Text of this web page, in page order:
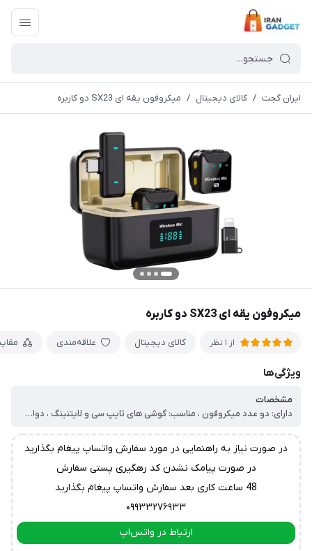
ایران گجت / کالای دیجیتال / میکروفون یقه ای SX23 دو کاربره
میکروفون یقه ای SX23 دو کاربره
از 1 نظر کالای دیجیتال علاقه‌مندی
ویژگی‌ها
مشخصات
دارای: دو عدد میکروفون ، مناسب: گوشی های تایپ سی و لایتنینگ ، دوام شارژ: 20 ساعت ، برد مفید ضبط: 20 متر
در صورت نیاز به راهنمایی در مورد سفارش واتساپ پیغام بگذارید
در صورت پیامک نشدن کد رهگیری پستی سفارش
48 ساعت کاری بعد سفارش واتساپ پیغام بگذارید
۰۹۹۳۳۲۷۶۹۳۳
ارتباط در واتس‌اپ